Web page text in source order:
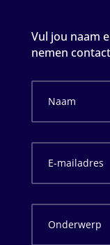
Vul jou naam
nemen
Naam *
E-
Onderwerp *